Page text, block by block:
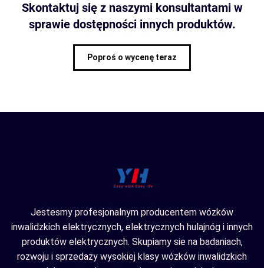
Skontaktuj się z naszymi konsultantami w
sprawie dostępności innych produktów.
Poproś o wycenę teraz
Jestesmy profesjonalnym producentem wózków
inwalidzkich elektrycznych, elektrycznych hulajnóg i innych
produktów elektrycznych. Skupiamy sie na badaniach,
rozwoju i sprzedaży wysokiej klasy wózków inwalidzkich